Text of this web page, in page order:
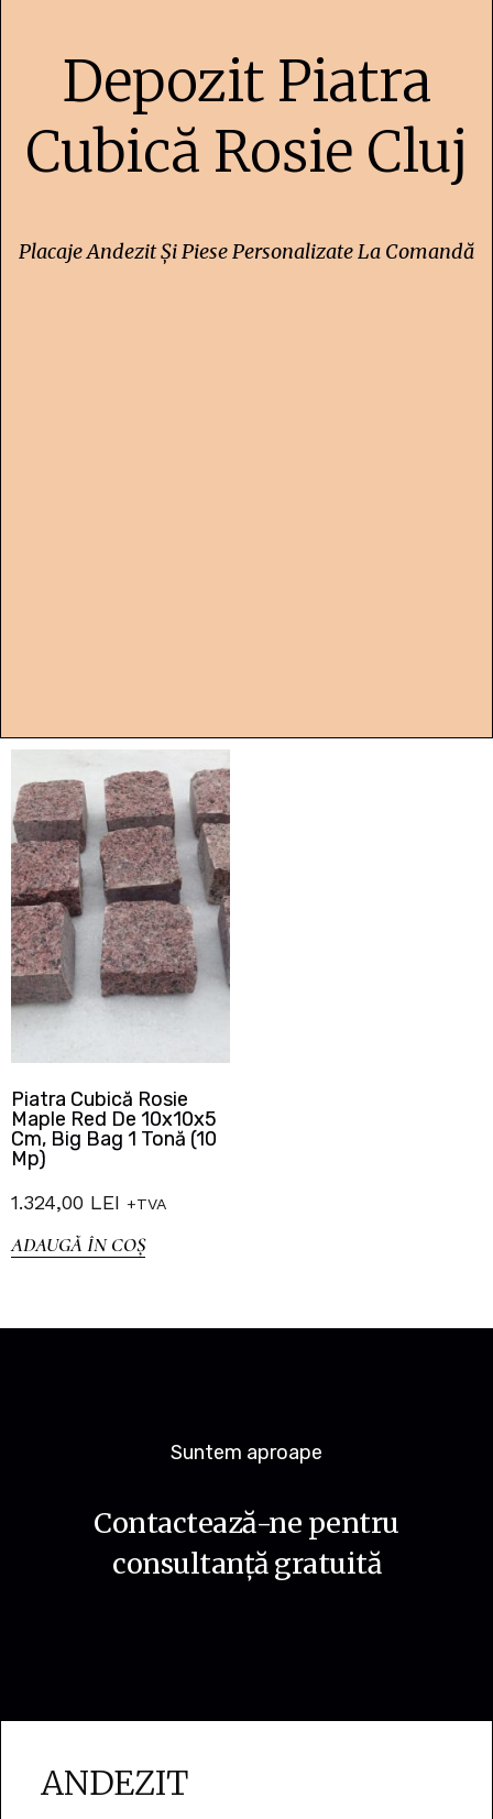
Depozit Piatra
Cubică Rosie Cluj
Placaje Andezit Și Piese Personalizate La Comandă
Piatra Cubică Rosie
Maple Red De 10x10x5
Cm, Big Bag 1 Tonă (10
Mp)
1.324,00 LEI +TVA
ADAUGĂ ÎN COȘ
Suntem aproape
Contactează-ne pentru
consultanță gratuită
ANDEZIT